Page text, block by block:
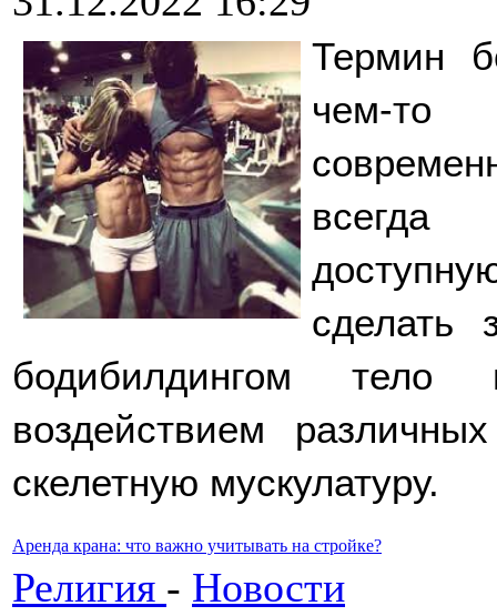
Термин
чем-
всегда
сделать
бодибилдингом тело
воздействием
скелетную мускулатуру.
Аренда крана: что важно учитывать на стройке?
Религия - Новости